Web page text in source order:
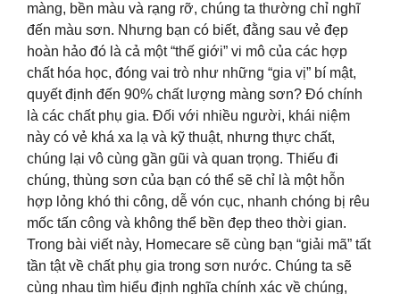
màng, bền màu và rạng rỡ, chúng ta thường chỉ nghĩ
đến màu sơn. Nhưng bạn có biết, đằng sau vẻ đẹp
hoàn hảo đó là cả một “thế giới” vi mô của các hợp
chất hóa học, đóng vai trò như những “gia vị” bí mật,
quyết định đến 90% chất lượng màng sơn? Đó chính
là các chất phụ gia. Đối với nhiều người, khái niệm
này có vẻ khá xa lạ và kỹ thuật, nhưng thực chất,
chúng lại vô cùng gần gũi và quan trọng. Thiếu đi
chúng, thùng sơn của bạn có thể sẽ chỉ là một hỗn
hợp lỏng khó thi công, dễ vón cục, nhanh chóng bị rêu
mốc tấn công và không thể bền đẹp theo thời gian.
Trong bài viết này, Homecare sẽ cùng bạn “giải mã” tất
tần tật về chất phụ gia trong sơn nước. Chúng ta sẽ
cùng nhau tìm hiểu định nghĩa chính xác về chúng,